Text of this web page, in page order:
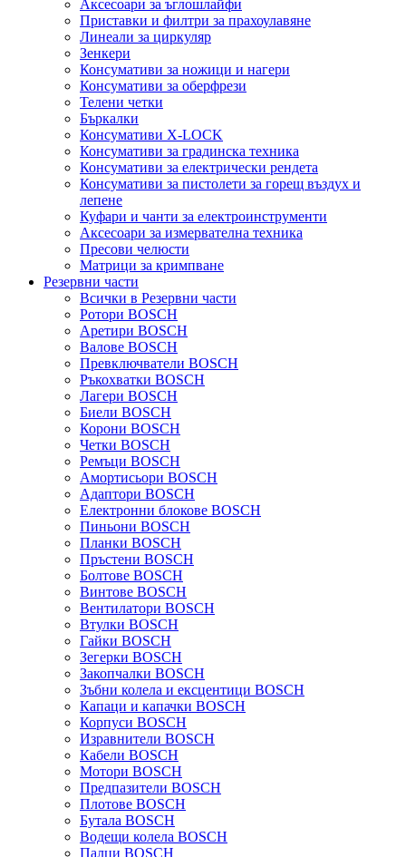
Аксесоари за ъглошлайфи
Приставки и филтри за прахоулавяне
Линеали за циркуляр
Зенкери
Консумативи за ножици и нагери
Консумативи за оберфрези
Телени четки
Бъркалки
Консумативи X-LOCK
Консумативи за градинска техника
Консумативи за електрически рендета
Консумативи за пистолети за горещ въздух и
лепене
Куфари и чанти за електроинструменти
Аксесоари за измервателна техника
Пресови челюсти
Матрици за кримпване
Резервни части
Всички в Резервни части
Ротори BOSCH
Аретири BOSCH
Валове BOSCH
Превключватели BOSCH
Ръкохватки BOSCH
Лагери BOSCH
Биели BOSCH
Корони BOSCH
Четки BOSCH
Ремъци BOSCH
Амортисьори BOSCH
Адаптори BOSCH
Електронни блокове BOSCH
Пиньони BOSCH
Планки BOSCH
Пръстени BOSCH
Болтове BOSCH
Винтове BOSCH
Вентилатори BOSCH
Втулки BOSCH
Гайки BOSCH
Зегерки BOSCH
Закопчалки BOSCH
Зъбни колела и ексцентици BOSCH
Капаци и капачки BOSCH
Корпуси BOSCH
Изравнители BOSCH
Кабели BOSCH
Мотори BOSCH
Предпазители BOSCH
Плотове BOSCH
Бутала BOSCH
Водещи колела BOSCH
Палци BOSCH